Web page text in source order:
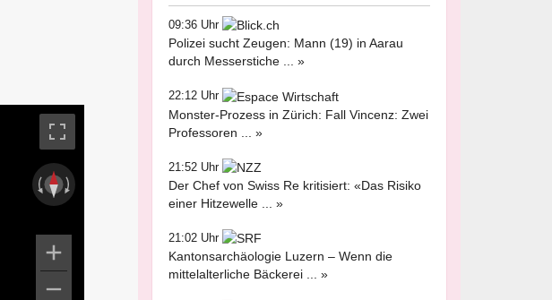
09:36 Uhr
Polizei sucht Zeugen: Mann (19) in Aarau
durch Messerstiche ... »
22:12 Uhr
Monster-Prozess in Zürich: Fall Vincenz: Zwei
Professoren ... »
21:52 Uhr
Der Chef von Swiss Re kritisiert: «Das Risiko
einer Hitzewelle ... »
21:02 Uhr
Kantonsarchäologie Luzern – Wenn die
mittelalterliche Bäckerei ... »